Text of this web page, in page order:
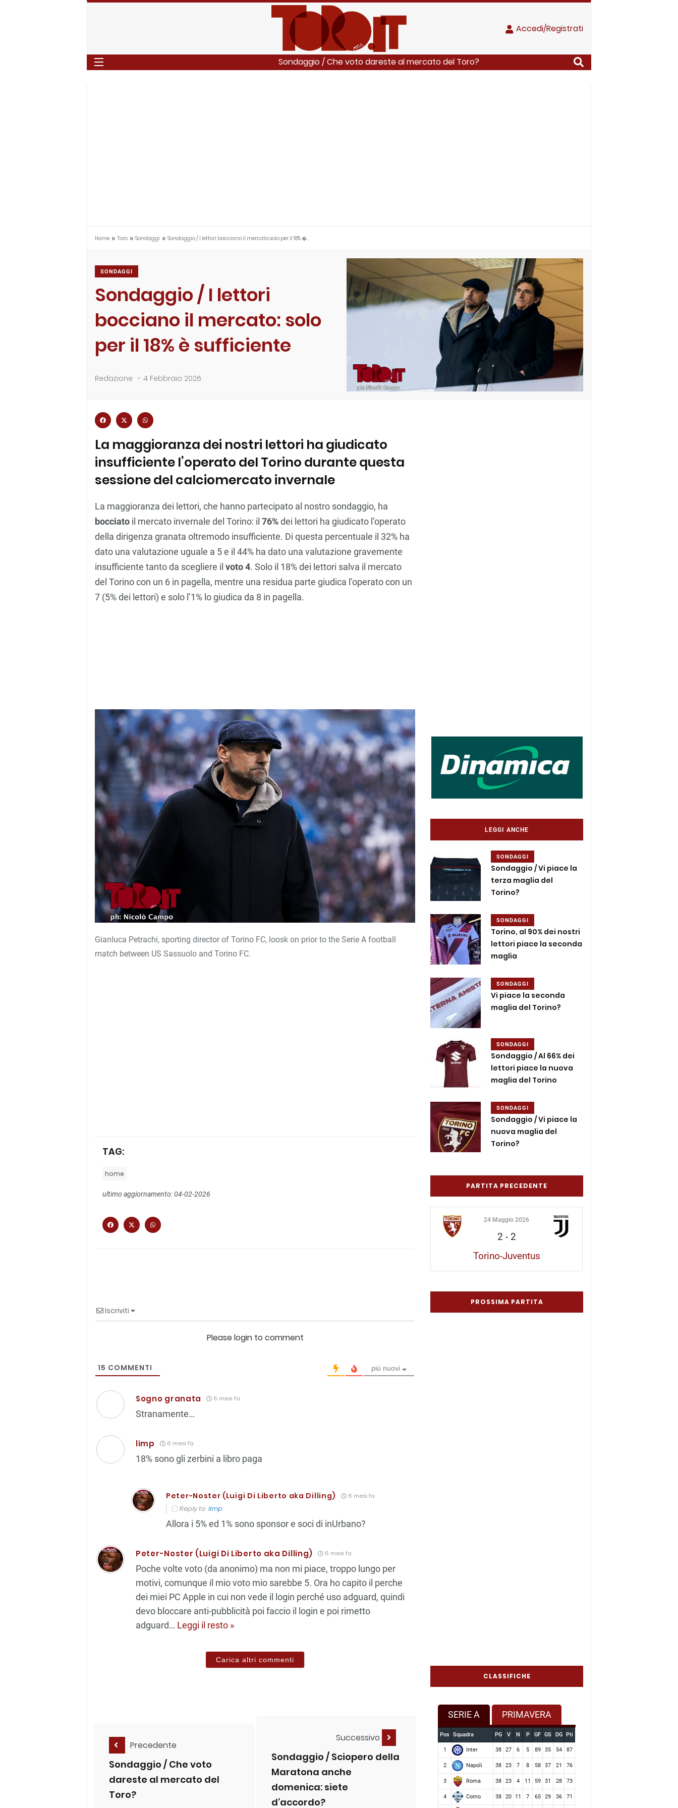
Accedi/Registrati
Sondaggio / Che voto dareste al mercato del Toro?
Home » Toro » Sondaggi » Sondaggio / I lettori bocciano il mercato: solo per il 18% �…
SONDAGGI
Sondaggio / I lettori
bocciano il mercato: solo
per il 18% è sufficiente
Redazione - 4 Febbraio 2026
La maggioranza dei nostri lettori ha giudicato
insufficiente l’operato del Torino durante questa
sessione del calciomercato invernale
La maggioranza dei lettori, che hanno partecipato al nostro sondaggio, ha
bocciato il mercato invernale del Torino: il 76%dei lettori ha giudicato l’operato
della dirigenza granata oltremodo insufficiente. Di questa percentuale il 32% ha
dato una valutazione uguale a 5 e il 44% ha dato una valutazione gravemente
insufficiente tanto da scegliere il voto 4. Solo il 18% dei lettori salva il mercato
del Torino con un 6 in pagella, mentre una residua parte giudica l’operato con un
7 (5% dei lettori) e solo l’1% lo giudica da 8 in pagella.
Gianluca Petrachi, sporting director of Torino FC, loosk on prior to the Serie A football
match between US Sassuolo and Torino FC.
TAG:
home
ultimo aggiornamento: 04-02-2026
Iscriviti
Please login to comment
15 COMMENTI più nuovi
Sogno granata 6 mesi fa
Stranamente…
limp 6 mesi fa
18% sono gli zerbini a libro paga
Peter-Noster (Luigi Di Liberto aka Dilling) 6 mesi fa
Reply to limp
Allora i 5% ed 1% sono sponsor e soci di inUrbano?
Peter-Noster (Luigi Di Liberto aka Dilling) 6 mesi fa
Poche volte voto (da anonimo) ma non mi piace, troppo lungo per
motivi, comunque il mio voto mio sarebbe 5. Ora ho capito il perche
dei miei PC Apple in cui non vede il login perché uso adguard, quindi
devo bloccare anti-pubblicità poi faccio il login e poi rimetto
adguard… Leggi il resto »
Carica altri commenti
Precedente
Sondaggio / Che voto
dareste al mercato del
Toro?
Successivo
Sondaggio / Sciopero della
Maratona anche
domenica: siete
d’accordo?
LEGGI ANCHE
SONDAGGI
Sondaggio / Vi piace la
terza maglia del
Torino?
SONDAGGI
Torino, al 90% dei nostri
lettori piace la seconda
maglia
SONDAGGI
Vi piace la seconda
maglia del Torino?
SONDAGGI
Sondaggio / Al 66% dei
lettori piace la nuova
maglia del Torino
SONDAGGI
Sondaggio / Vi piace la
nuova maglia del
Torino?
PARTITA PRECEDENTE
24 Maggio 2026
2 - 2
Torino-Juventus
PROSSIMA PARTITA
CLASSIFICHE
SERIE A PRIMAVERA
Pos Squadra PG V N P GF GS DG Pti
1 Inter 38 27 6 5 89 35 54 87
2 Napoli 38 23 7 8 58 37 21 76
3 Roma 38 23 4 11 59 31 28 73
4 Como 38 20 11 7 65 29 36 71